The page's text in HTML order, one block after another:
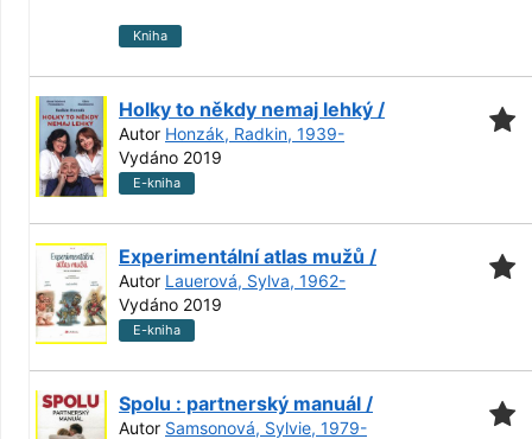
Kniha
Holky to někdy nemaj lehký /
Autor Honzák, Radkin, 1939-
Vydáno 2019
E-kniha
Experimentální atlas mužů /
Autor Lauerová, Sylva, 1962-
Vydáno 2019
E-kniha
Spolu : partnerský manuál /
Autor Samsonová, Sylvie, 1979-